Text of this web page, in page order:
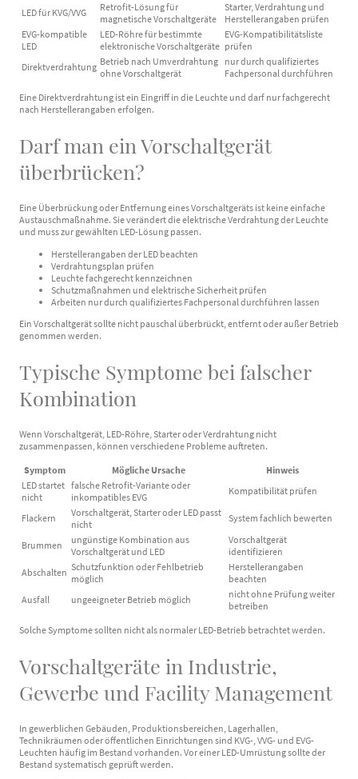
LED für KVG/VVG
Retrofit-Lösung für
magnetische Vorschaltgeräte
Starter, Verdrahtung und
Herstellerangaben prüfen
EVG-kompatible
LED
LED-Röhre für bestimmte
elektronische Vorschaltgeräte
EVG-Kompatibilitätsliste
prüfen
Direktverdrahtung Betrieb nach Umverdrahtung
ohne Vorschaltgerät
nur durch qualifiziertes
Fachpersonal durchführen
Eine Direktverdrahtung ist ein Eingriff in die Leuchte und darf nur fachgerecht
nach Herstellerangaben erfolgen.
Darf man ein Vorschaltgerät
überbrücken?
Eine Überbrückung oder Entfernung eines Vorschaltgeräts ist keine einfache
Austauschmaßnahme. Sie verändert die elektrische Verdrahtung der Leuchte
und muss zur gewählten LED-Lösung passen.
Herstellerangaben der LED beachten
Verdrahtungsplan prüfen
Leuchte fachgerecht kennzeichnen
Schutzmaßnahmen und elektrische Sicherheit prüfen
Arbeiten nur durch qualifiziertes Fachpersonal durchführen lassen
Ein Vorschaltgerät sollte nicht pauschal überbrückt, entfernt oder außer Betrieb
genommen werden.
Typische Symptome bei falscher
Kombination
Wenn Vorschaltgerät, LED-Röhre, Starter oder Verdrahtung nicht
zusammenpassen, können verschiedene Probleme auftreten.
Symptom Mögliche Ursache
Hinweis
LED startet
nicht
falsche Retrofit-Variante oder
inkompatibles EVG
Kompatibilität prüfen
Flackern
Vorschaltgerät, Starter oder LED passt
nicht
System fachlich bewerten
Brummen
ungünstige Kombination aus
Vorschaltgerät und LED
Vorschaltgerät
identifizieren
Abschalten Schutzfunktion oder Fehlbetrieb
möglich
Herstellerangaben
beachten
Ausfall
ungeeigneter Betrieb möglich
nicht ohne Prüfung weiter
betreiben
Solche Symptome sollten nicht als normaler LED-Betrieb betrachtet werden.
Vorschaltgeräte in Industrie,
Gewerbe und Facility Management
In gewerblichen Gebäuden, Produktionsbereichen, Lagerhallen,
Technikräumen oder öffentlichen Einrichtungen sind KVG-, VVG- und EVG-
Leuchten häufig im Bestand vorhanden. Vor einer LED-Umrüstung sollte der
Bestand systematisch geprüft werden.